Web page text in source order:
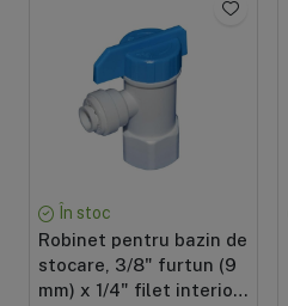
În stoc
Robinet pentru bazin de
stocare, 3/8" furtun (9
mm) x 1/4" filet interior,